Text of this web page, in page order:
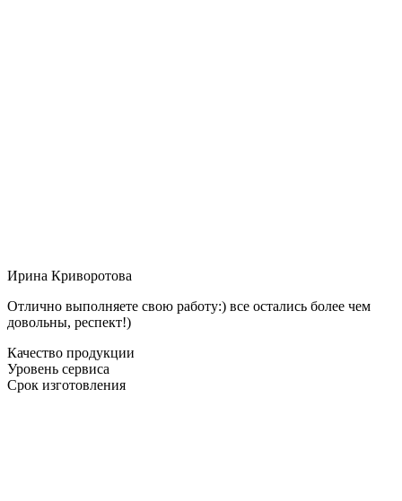
Ирина Криворотова
Отлично выполняете свою работу:) все остались более чем
довольны, респект!)
Качество продукции
Уровень сервиса
Срок изготовления